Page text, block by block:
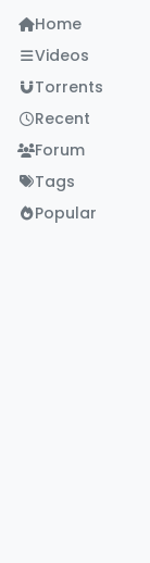
Home
Videos
Torrents
Recent
Forum
Tags
Popular